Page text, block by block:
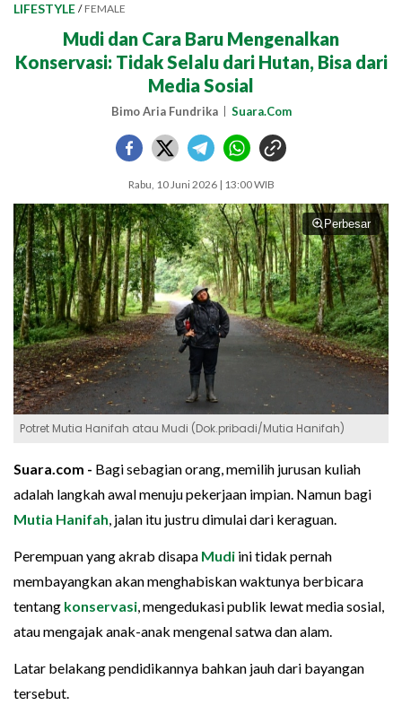
LIFESTYLE / FEMALE
Mudi dan Cara Baru Mengenalkan
Konservasi: Tidak Selalu dari Hutan, Bisa dari
Media Sosial
Bimo Aria Fundrika Suara.Com
Rabu, 10 Juni 2026 | 13:00 WIB
Perbesar
Potret Mutia Hanifah atau Mudi (Dok.pribadi/Mutia Hanifah)
Suara.com - Bagi sebagian orang, memilih jurusan kuliah
adalah langkah awal menuju pekerjaan impian. Namun bagi
Mutia Hanifah , jalan itu justru dimulai dari keraguan.
Perempuan yang akrab disapa Mudi ini tidak pernah
membayangkan akan menghabiskan waktunya berbicara
tentang konservasi , mengedukasi publik lewat media sosial,
atau mengajak anak-anak mengenal satwa dan alam.
Latar belakang pendidikannya bahkan jauh dari bayangan
tersebut.